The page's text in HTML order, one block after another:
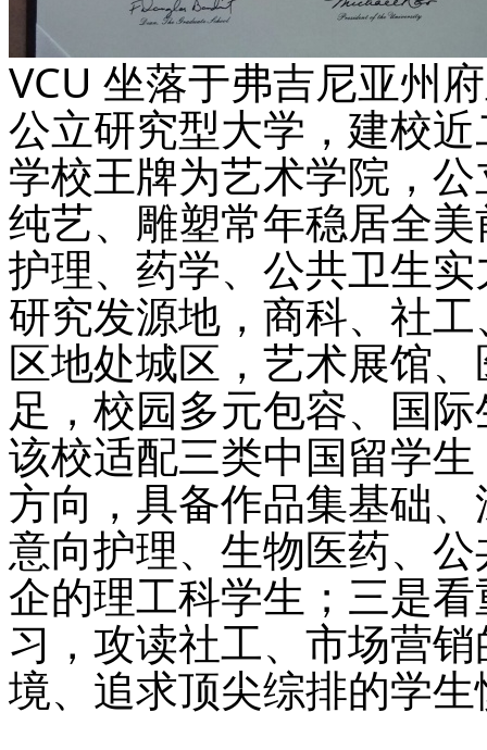
VCU 坐落于弗吉尼亚州
公立研究型大学，建校
学校王牌为艺术学院，
纯艺、雕塑常年稳居全
护理、药学、公共卫生
研究发源地，商科、社
区地处城区，艺术展馆
足，校园多元包容、国
该校适配三类中国留学
方向，具备作品集基础
意向护理、生物医药、
企的理工科学生；三是
习，攻读社工、市场营
境、追求顶尖综排的学